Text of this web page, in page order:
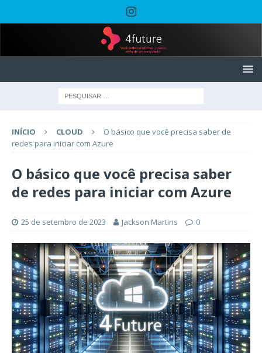
INÍCIO CLOUD
O básico que você precisa saber de
redes para iniciar com Azure
O básico que você precisa saber
de redes para iniciar com Azure
25 de setembro de 2023 Jackson Martins 0